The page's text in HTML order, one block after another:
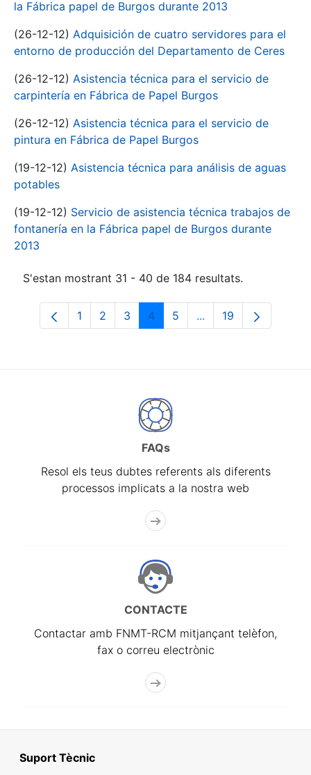
la Fábrica papel de Burgos durante 2013
(26-12-12) Adquisición de cuatro servidores para el
entorno de producción del Departamento de Ceres
(26-12-12) Asistencia técnica para el servicio de
carpintería en Fábrica de Papel Burgos
(26-12-12) Asistencia técnica para el servicio de
pintura en Fábrica de Papel Burgos
(19-12-12) Asistencia técnica para análisis de aguas
potables
(19-12-12) Servicio de asistencia técnica trabajos de
fontanería en la Fábrica papel de Burgos durante
2013
S'estan mostrant 31 - 40 de 184 resultats.
Pàgina
1 Pàgina
2 Pàgina
3 Pàgina
4 Pàgina
5 ...Pàgines intermèdies
Pàgina
19
FAQs
Resol els teus dubtes referents als diferents
processos implicats a la nostra web
CONTACTE
Contactar amb FNMT-RCM mitjançant telèfon,
fax o correu electrònic
Suport Tècnic